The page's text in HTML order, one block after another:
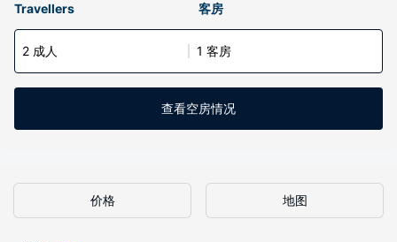
Travellers 客房
2 成人 1 客房
查看空房情况
价格 地图